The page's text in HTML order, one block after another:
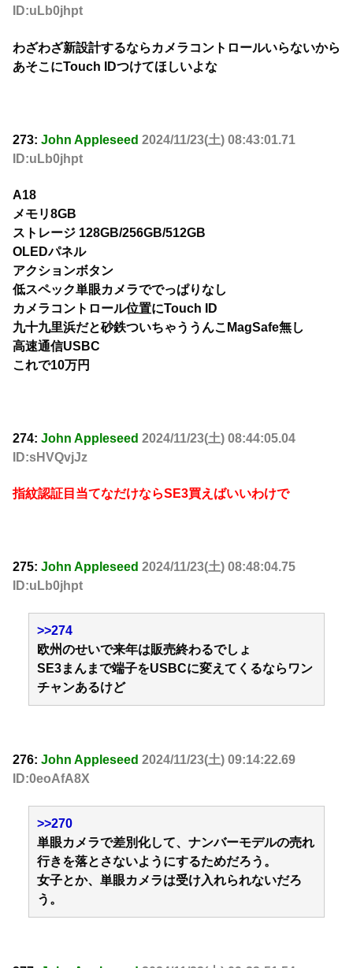
ID:uLb0jhpt
わざわざ新設計するならカメラコントロールいらないから
あそこにTouch IDつけてほしいよな
273: John Appleseed 2024/11/23(土) 08:43:01.71
ID:uLb0jhpt
A18
メモリ8GB
ストレージ 128GB/256GB/512GB
OLEDパネル
アクションボタン
低スペック単眼カメラででっぱりなし
カメラコントロール位置にTouch ID
九十九里浜だと砂鉄ついちゃううんこMagSafe無し
高速通信USBC
これで10万円
274: John Appleseed 2024/11/23(土) 08:44:05.04
ID:sHVQvjJz
指紋認証目当てなだけならSE3買えばいいわけで
275: John Appleseed 2024/11/23(土) 08:48:04.75
ID:uLb0jhpt
>>274
欧州のせいで来年は販売終わるでしょ
SE3まんまで端子をUSBCに変えてくるならワン
チャンあるけど
276: John Appleseed 2024/11/23(土) 09:14:22.69
ID:0eoAfA8X
>>270
単眼カメラで差別化して、ナンバーモデルの売れ
行きを落とさないようにするためだろう。
女子とか、単眼カメラは受け入れられないだろ
う。